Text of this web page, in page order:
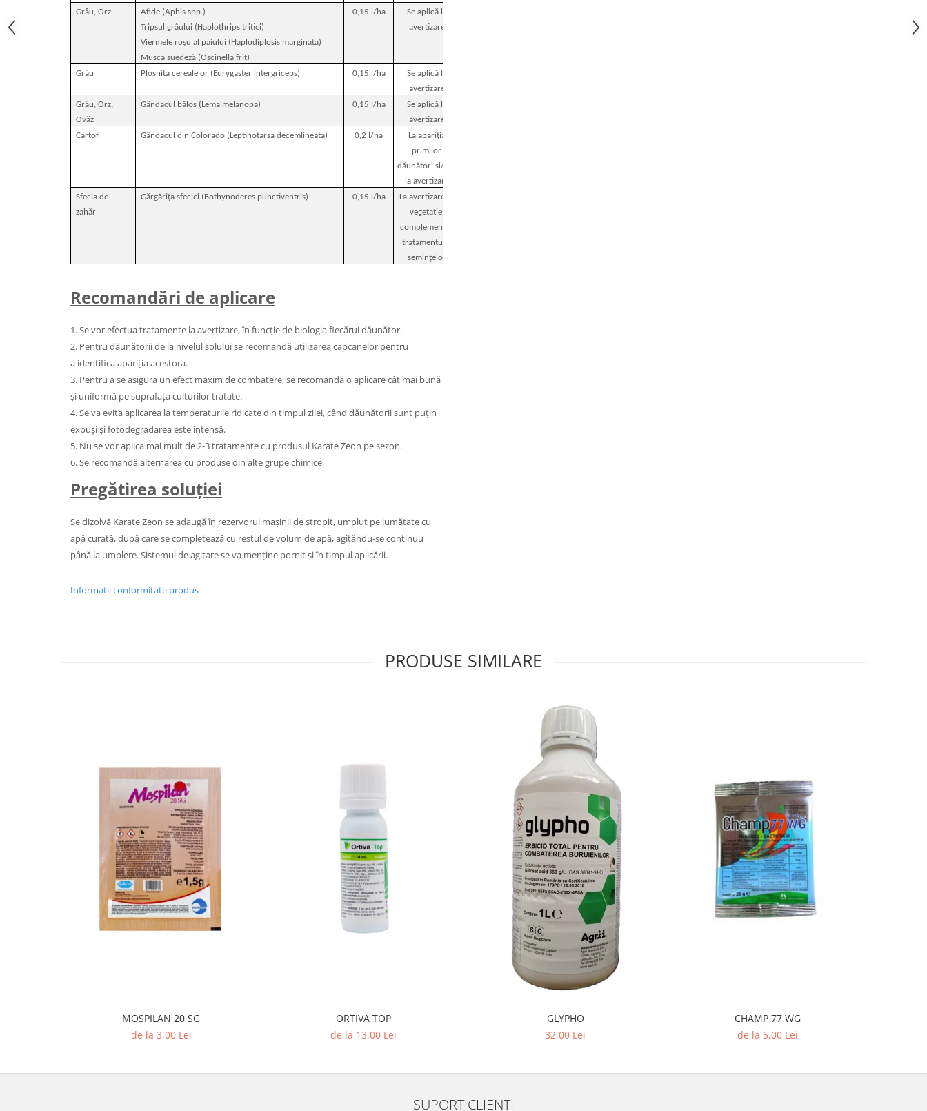
Grâu, Orz
Afide (Aphis spp.)
Tripsul grâului (Haplothrips tritici)
Viermele roșu al paiului (Haplodiplosis marginata)
Musca suedeză (Oscinella frit)
0,15 l/ha
Se aplică la
avertizare
Grâu Ploșnita cerealelor (Eurygaster intergriceps) 0,15 l/ha
Se aplică la
avertizare
Grâu, Orz,
Ovăz
Gândacul bălos (Lema melanopa) 0,15 l/ha
Se aplică la
avertizare
Cartof
Gândacul din Colorado (Leptinotarsa decemlineata) 0,2 l/ha
La apariţia
primilor
dăunători și/sau
la avertizare
Sfecla de
zahăr
Gărgărița sfeclei (Bothynoderes punctiventris) 0,15 l/ha
La avertizare în
vegetație,
complementar
tratamentului
semințelor
Recomandări de aplicare
1. Se vor efectua tratamente la avertizare, în funcţie de biologia fiecărui dăunător.
2. Pentru dăunătorii de la nivelul solului se recomandă utilizarea capcanelor pentru
a identifica apariţia acestora.
3. Pentru a se asigura un efect maxim de combatere, se recomandă o aplicare cât mai bună
și uniformă pe suprafaţa culturilor tratate.
4. Se va evita aplicarea la temperaturile ridicate din timpul zilei, când dăunătorii sunt puţin
expuși și fotodegradarea este intensă.
5. Nu se vor aplica mai mult de 2-3 tratamente cu produsul Karate Zeon pe sezon.
6. Se recomandă alternarea cu produse din alte grupe chimice.
Pregătirea soluţiei
Se dizolvă Karate Zeon se adaugă în rezervorul maşinii de stropit, umplut pe jumătate cu
apă curată, după care se completează cu restul de volum de apă, agitându-se continuu
până la umplere. Sistemul de agitare se va menţine pornit şi în timpul aplicării.
Informatii conformitate produs
PRODUSE SIMILARE
MOSPILAN 20 SG
de la 3,00 Lei
ORTIVA TOP
de la 13,00 Lei
GLYPHO
32,00 Lei
CHAMP 77 WG
de la 5,00 Lei
SUPORT CLIENTI